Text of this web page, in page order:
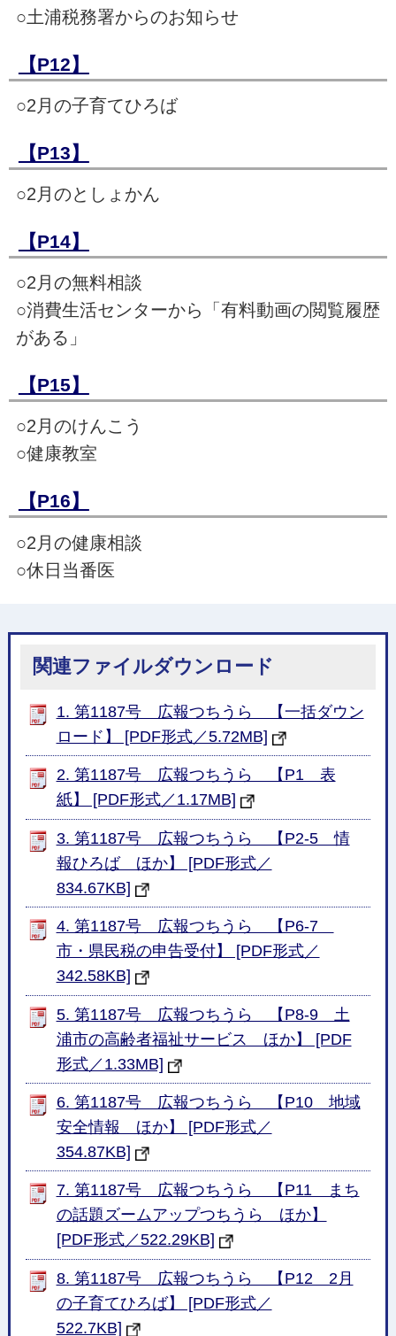
○土浦税務署からのお知らせ
【P12】
○2月の子育てひろば
【P13】
○2月のとしょかん
【P14】
○2月の無料相談
○消費生活センターから「有料動画の閲覧履歴
がある」
【P15】
○2月のけんこう
○健康教室
【P16】
○2月の健康相談
○休日当番医
関連ファイルダウンロード
1. 第1187号 広報つちうら 【一括ダウン
ロード】 [PDF形式／5.72MB]
2. 第1187号 広報つちうら 【P1 表
紙】 [PDF形式／1.17MB]
3. 第1187号 広報つちうら 【P2-5 情
報ひろば ほか】 [PDF形式／
834.67KB]
4. 第1187号 広報つちうら 【P6-7
市・県民税の申告受付】 [PDF形式／
342.58KB]
5. 第1187号 広報つちうら 【P8-9 土
浦市の高齢者福祉サービス ほか】 [PDF
形式／1.33MB]
6. 第1187号 広報つちうら 【P10 地域
安全情報 ほか】 [PDF形式／
354.87KB]
7. 第1187号 広報つちうら 【P11 まち
の話題ズームアップつちうら ほか】
[PDF形式／522.29KB]
8. 第1187号 広報つちうら 【P12 2月
の子育てひろば】 [PDF形式／
522.7KB]